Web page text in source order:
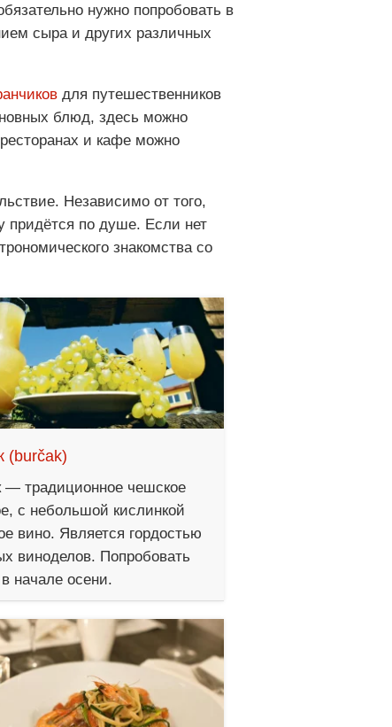
нужно попробовать в
сыра и других различных
для путешественников
блюд, здесь можно
и кафе можно
Независимо от того,
придётся по душе. Если нет
знакомства со
(burčak)
— традиционное чешское
с небольшой кислинкой
вино. Является гордостью
виноделов. Попробовать
начале осени.